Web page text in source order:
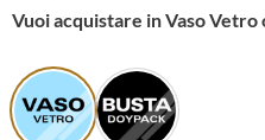
Vuoi acquistare in Vaso Vetro